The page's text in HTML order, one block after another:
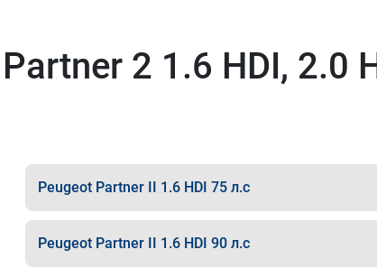
2 1.6 HDI, 2.0
Peugeot Partner II 1.6 HDI 75 л.с
Peugeot Partner II 1.6 HDI 90 л.с